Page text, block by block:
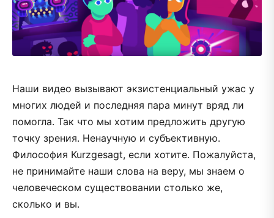
Наши видео вызывают экзистенциальный ужас у
многих людей и последняя пара минут вряд ли
помогла. Так что мы хотим предложить другую
точку зрения. Ненаучную и субъективную.
Философия Kurzgesagt, если хотите. Пожалуйста,
не принимайте наши слова на веру, мы знаем о
человеческом существовании столько же,
сколько и вы.